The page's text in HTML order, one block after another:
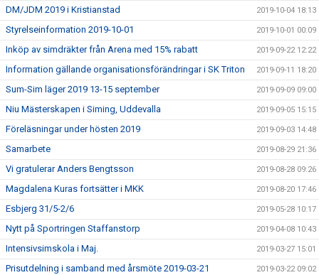
DM/JDM 2019 i Kristianstad 2019-10-04 18:13
Styrelseinformation 2019-10-01 2019-10-01 00:09
Inköp av simdräkter från Arena med 15% rabatt 2019-09-22 12:22
Information gällande organisationsförändringar i SK Triton 2019-09-11 18:20
Sum-Sim läger 2019 13-15 september 2019-09-09 09:00
Niu Mästerskapen i Siming, Uddevalla 2019-09-05 15:15
Föreläsningar under hösten 2019 2019-09-03 14:48
Samarbete 2019-08-29 21:36
Vi gratulerar Anders Bengtsson 2019-08-28 09:26
Magdalena Kuras fortsätter i MKK 2019-08-20 17:46
Esbjerg 31/5-2/6 2019-05-28 10:17
Nytt på Sportringen Staffanstorp 2019-04-08 10:43
Intensivsimskola i Maj. 2019-03-27 15:01
Prisutdelning i samband med årsmöte 2019-03-21 2019-03-22 09:02